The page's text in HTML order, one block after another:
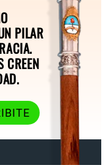
PILAR
CREEN